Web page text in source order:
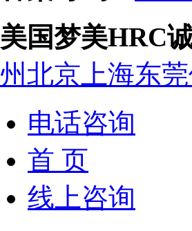
美国梦美HRC
州北京 上海东莞
电话咨询
首 页
线上咨询